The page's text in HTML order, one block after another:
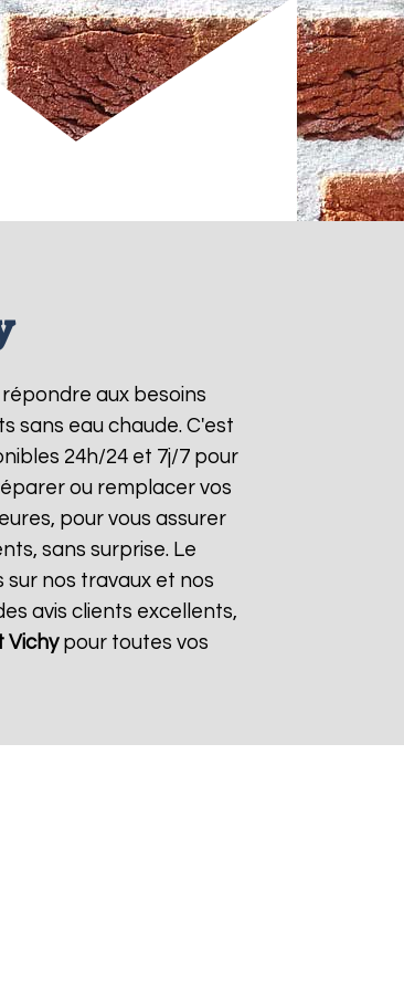
aux besoins
sans eau chaude. C'est
24h/24 et 7j/7 pour
ou remplacer vos
pour vous assurer
sans surprise. Le
nos travaux et nos
avis clients excellents,
Vichypour toutes vos